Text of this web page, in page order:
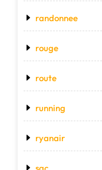
randonnee
rouge
route
running
ryanair